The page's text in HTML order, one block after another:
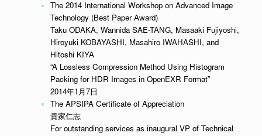
The 2014 International Workshop on Advanced Image
Technology (Best Paper Award)
Taku ODAKA, Wannida SAE-TANG, Masaaki Fujiyoshi,
Hiroyuki KOBAYASHI, Masahiro IWAHASHI, and
Hitoshi KIYA
“A Lossless Compression Method Using Histogram
Packing for HDR Images in OpenEXR Format”
2014年1月7日
The APSIPA Certificate of Appreciation
貴家仁志
For outstanding services as inaugural VP of Technical